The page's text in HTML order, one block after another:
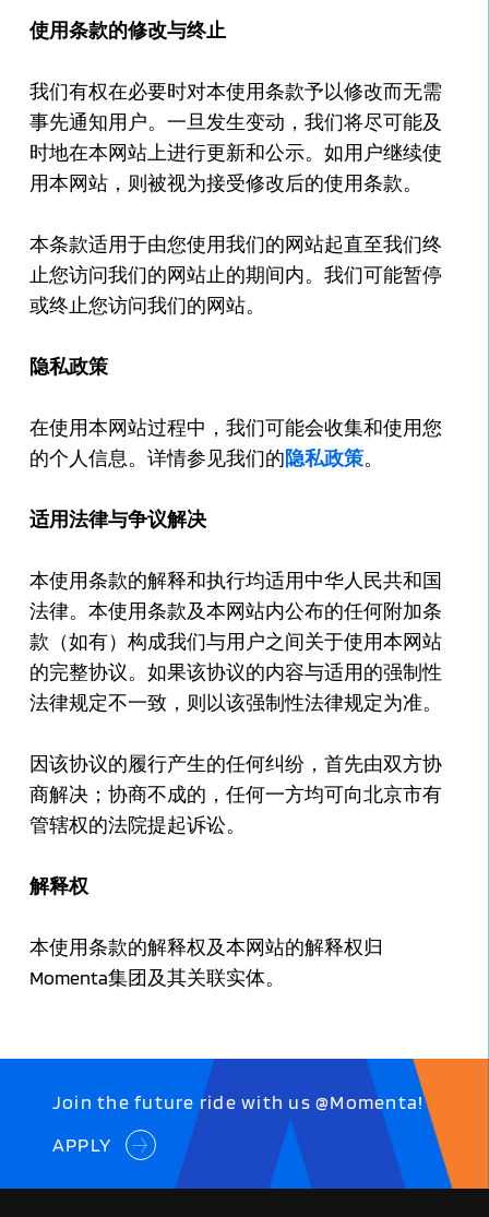
使用条款的修改与终止
我们有权在必要时对本使用条款予以修改而无需
事先通知用户。一旦发生变动，我们将尽可能及
时地在本网站上进行更新和公示。如用户继续使
用本网站，则被视为接受修改后的使用条款。
本条款适用于由您使用我们的网站起直至我们终
止您访问我们的网站止的期间内。我们可能暂停
或终止您访问我们的网站。
隐私政策
在使用本网站过程中，我们可能会收集和使用您
的个人信息。详情参见我们的隐私政策。
适用法律与争议解决
本使用条款的解释和执行均适用中华人民共和国
法律。本使用条款及本网站内公布的任何附加条
款（如有）构成我们与用户之间关于使用本网站
的完整协议。如果该协议的内容与适用的强制性
法律规定不一致，则以该强制性法律规定为准。
因该协议的履行产生的任何纠纷，首先由双方协
商解决；协商不成的，任何一方均可向北京市有
管辖权的法院提起诉讼。
解释权
本使用条款的解释权及本网站的解释权归
Momenta集团及其关联实体。
Join the future ride with us @Momenta!
APPLY